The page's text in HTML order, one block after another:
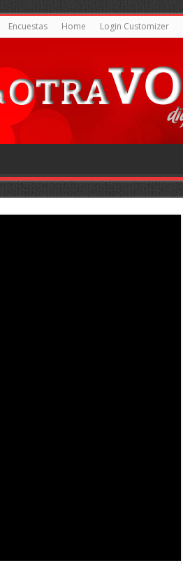
Encuestas Home Login Customizer